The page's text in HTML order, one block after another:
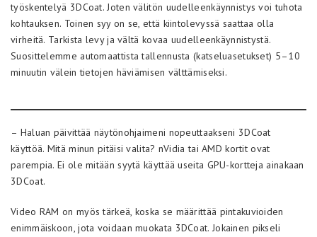
työskentelyä 3DCoat. Joten välitön uudelleenkäynnistys voi tuhota
kohtauksen. Toinen syy on se, että kiintolevyssä saattaa olla
virheitä. Tarkista levy ja vältä kovaa uudelleenkäynnistystä.
Suosittelemme automaattista tallennusta (katseluasetukset) 5–10
minuutin välein tietojen häviämisen välttämiseksi.
– Haluan päivittää näytönohjaimeni nopeuttaakseni 3DCoat
käyttöä. Mitä minun pitäisi valita? nVidia tai AMD kortit ovat
parempia. Ei ole mitään syytä käyttää useita GPU-kortteja ainakaan
3DCoat.
Video RAM on myös tärkeä, koska se määrittää pintakuvioiden
enimmäiskoon, jota voidaan muokata 3DCoat. Jokainen pikseli